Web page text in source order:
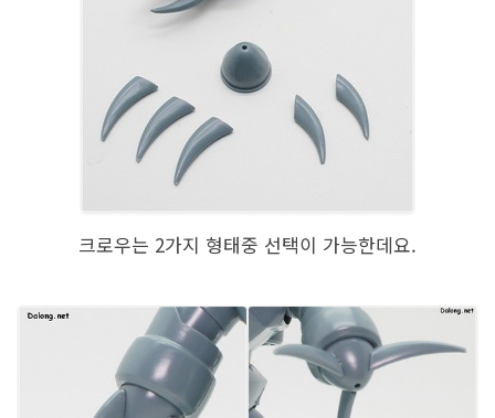
크로우는 2가지 형태중 선택이 가능한데요.